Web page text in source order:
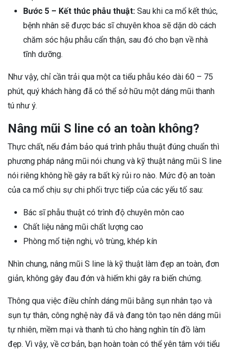
Bước 5 – Kết thúc phẫu thuật: Sau khi ca mổ kết thúc,
bệnh nhân sẽ được bác sĩ chuyên khoa sẽ dặn dò cách
chăm sóc hậu phẫu cẩn thận, sau đó cho bạn về nhà
tĩnh dưỡng.
Như vậy, chỉ cần trải qua một ca tiểu phẫu kéo dài 60 – 75
phút, quý khách hàng đã có thể sở hữu một dáng mũi thanh
tú như ý.
Nâng mũi S line có an toàn không?
Thực chất, nếu đảm bảo quá trình phẫu thuật đúng chuẩn thì
phương pháp nâng mũi nói chung và kỹ thuật nâng mũi S line
nói riêng không hề gây ra bất kỳ rủi ro nào. Mức độ an toàn
của ca mổ chịu sự chi phối trực tiếp của các yếu tố sau:
Bác sĩ phẫu thuật có trình độ chuyên môn cao
Chất liệu nâng mũi chất lượng cao
Phòng mổ tiện nghi, vô trùng, khép kín
Nhìn chung, nâng mũi S line là kỹ thuật làm đẹp an toàn, đơn
giản, không gây đau đớn và hiếm khi gây ra biến chứng.
Thông qua việc điều chỉnh dáng mũi bằng sụn nhân tạo và
sụn tự thân, công nghệ này đã và đang tôn tạo nên dáng mũi
tự nhiên, mềm mại và thanh tú cho hàng nghìn tín đồ làm
đẹp. Vì vậy, về cơ bản, bạn hoàn toàn có thể yên tâm với tiểu